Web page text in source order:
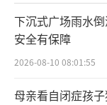
下沉式广场雨水
安全有保障
2026-08-10 08:01:55
母亲看自闭症孩子